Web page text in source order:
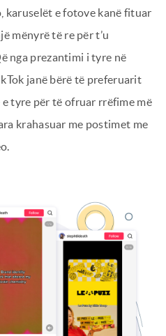
karuselët e fotove kanë fituar
mënyrë të re për t’u
nga prezantimi i tyre në
janë bërë të preferuarit
tyre për të ofruar rrëfime më
krahasuar me postimet me